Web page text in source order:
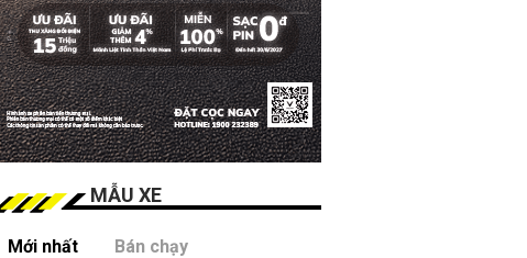
MẪU XE
Mới nhất Bán chạy